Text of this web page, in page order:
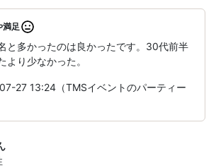
満足
と多かったのは良かったです。30代前半
り少なかった。
27 13:24（TMSイベントのパーティー